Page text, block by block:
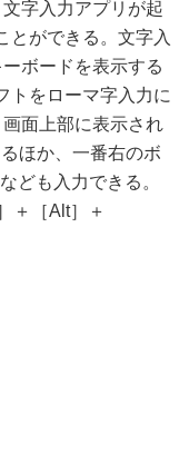
字入力アプリが起
とができる。文字入
ボードを表示する
トをローマ字入力に
面上部に表示され
ほか、一番右のボ
ども入力できる。
＋［Alt］＋